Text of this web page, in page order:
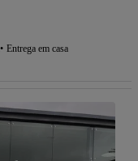
Entrega em casa